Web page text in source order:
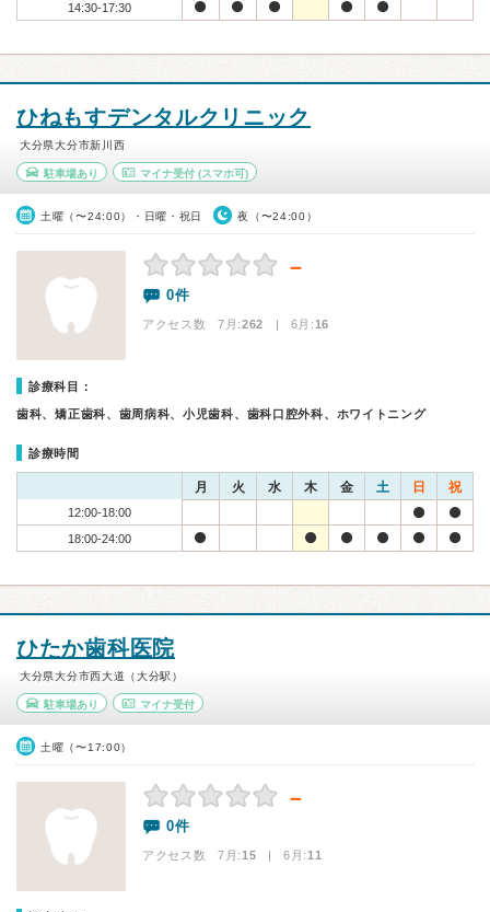
14:30-17:30
ひねもすデンタルクリニック
大分県大分市新川西
駐車場あり マイナ受付(スマホ可)
土曜（〜24:00）・日曜・祝日 夜（〜24:00）
－
0件
アクセス数 7月:262 | 6月:16
診療科目：
歯科、矯正歯科、歯周病科、小児歯科、歯科口腔外科、ホワイトニング
診療時間
月 火 水 木 金 土 日 祝
12:00-18:00
18:00-24:00
ひたか歯科医院
大分県大分市西大道（大分駅）
駐車場あり マイナ受付
土曜（〜17:00）
－
0件
アクセス数 7月:15 | 6月:11